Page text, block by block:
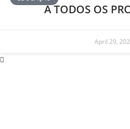
A TODOS OS
April 29,